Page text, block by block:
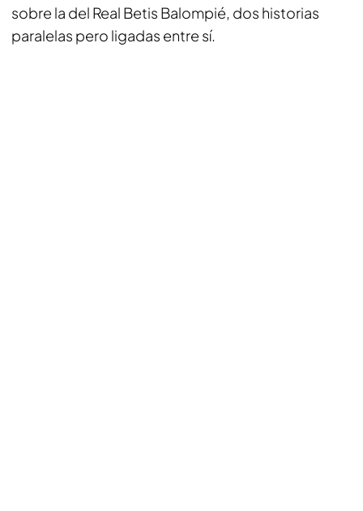
sobre la del Real Betis Balompié, dos historias
paralelas pero ligadas entre sí.